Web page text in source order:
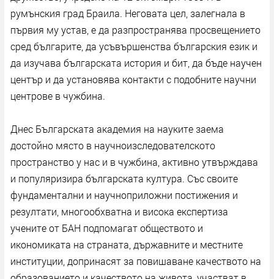
румънския град Браила. Неговата цел, залегнала в
първия му устав, е да разпространява просвещението
сред българите, да усъвършенства българския език и
да изучава българската история и бит, да бъде научен
център и да установява контакти с подобните научни
центрове в чужбина.
Днес Българската академия на науките заема
достойно място в научноизследователското
пространство у нас и в чужбина, активно утвърждава
и популяризира българската култура. Със своите
фундаментални и научноприложни постижения и
резултати, многообхватна и висока експертиза
учените от БАН подпомагат обществото и
икономиката на страната, държавните и местните
институции, допринасят за повишаване качеството на